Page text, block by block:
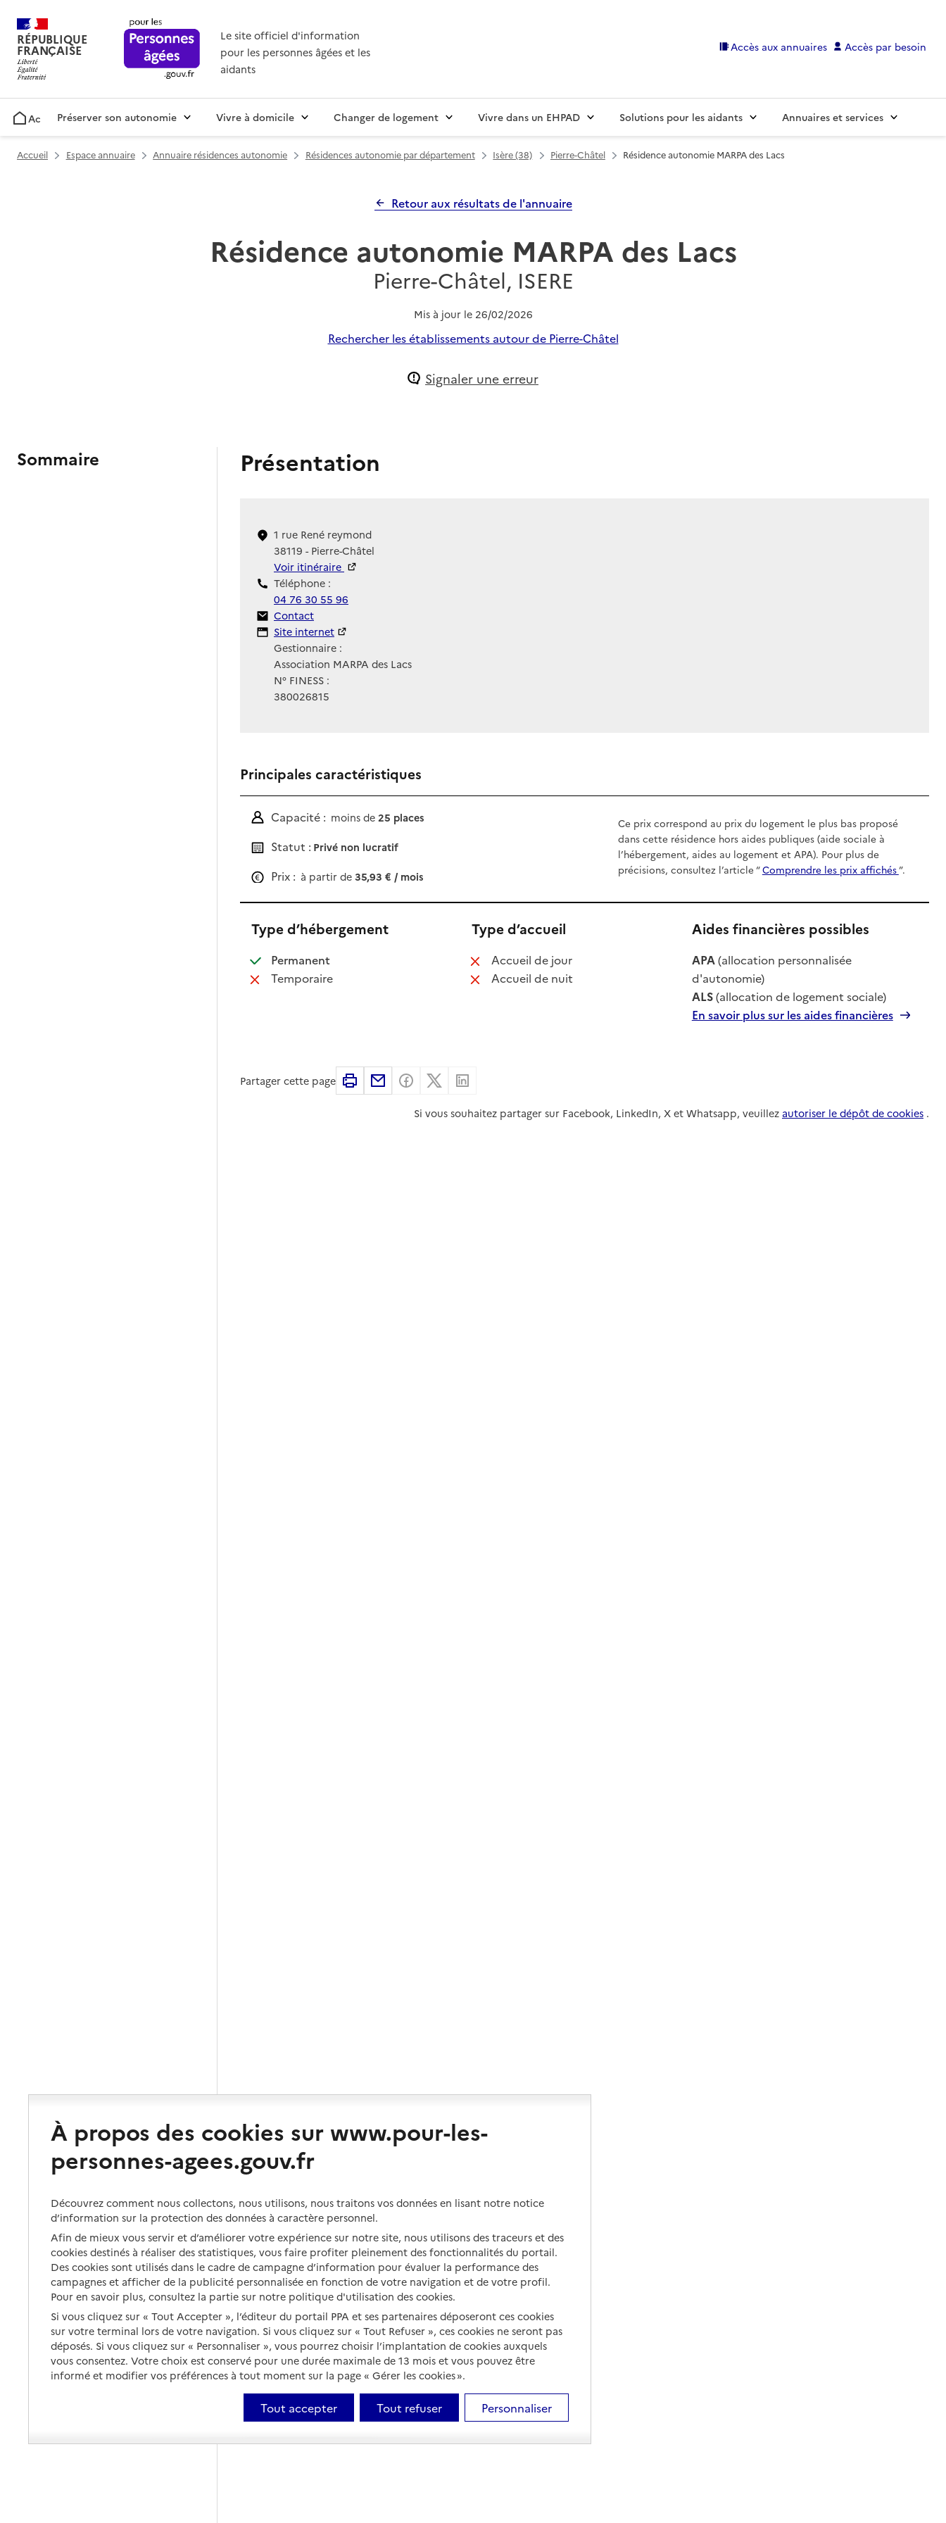
RÉPUBLIQUE
FRANÇAISE
Le site officiel d'information
pour les personnes âgées et les
aidants
Accès aux annuaires Accès par besoin
AccueilPréserver son autonomie Vivre à domicile Changer de logement Vivre dans un EHPAD Solutions pour les aidants Annuaires et services
Accueil Espace annuaire Annuaire résidences autonomie Résidences autonomie par département Isère (38) Pierre-Châtel Résidence autonomie MARPA des Lacs
Retour aux résultats de l'annuaire
Résidence autonomie MARPA des Lacs
Pierre-Châtel, ISERE
Mis à jour le 26/02/2026
Rechercher les établissements autour de Pierre-Châtel
Signaler une erreur
Sommaire Présentation
1 rue René reymond
38119 - Pierre-Châtel
Voir itinéraire
Téléphone :
04 76 30 55 96
Contact
Contact
Site Internet
Site internet
Gestionnaire :
Association MARPA des Lacs
N° FINESS :
380026815
Principales caractéristiques
Capacité : moins de 25 places
Statut : Privé non lucratif
Prix : à partir de 35,93 € / mois
Ce prix correspond au prix du logement le plus bas proposé
dans cette résidence hors aides publiques (aide sociale à
l’hébergement, aides au logement et APA). Pour plus de
précisions, consultez l’article “Comprendre les prix affichés”.
Type d’hébergement
Permanent: disponible
Temporaire: non disponible
Type d’accueil
Accueil de jour: non disponible
Accueil de nuit: non disponible
Aides financières possibles
APA(allocation personnalisée
d'autonomie)
ALS(allocation de logement sociale)
En savoir plus sur les aides financières
Partager cette page ImprimerPartager par email
Partager sur Facebook
Partager sur X
Si vous souhaitez partager sur Facebook, LinkedIn, X et Whatsapp, veuillez autoriser le dépôt de cookies .
À propos des cookies sur www.pour-les-
personnes-agees.gouv.fr
Découvrez comment nous collectons, nous utilisons, nous traitons vos données en lisant notre notice
d’information sur la protection des données à caractère personnel.
Afin de mieux vous servir et d’améliorer votre expérience sur notre site, nous utilisons des traceurs et des
cookies destinés à réaliser des statistiques, vous faire profiter pleinement des fonctionnalités du portail.
Des cookies sont utilisés dans le cadre de campagne d’information pour évaluer la performance des
campagnes et afficher de la publicité personnalisée en fonction de votre navigation et de votre profil.
Pour en savoir plus, consultez la partie sur notre politique d'utilisation des cookies.
Si vous cliquez sur « Tout Accepter », l’éditeur du portail PPA et ses partenaires déposeront ces cookies
sur votre terminal lors de votre navigation. Si vous cliquez sur « Tout Refuser », ces cookies ne seront pas
déposés. Si vous cliquez sur « Personnaliser », vous pourrez choisir l’implantation de cookies auxquels
vous consentez. Votre choix est conservé pour une durée maximale de 13 mois et vous pouvez être
informé et modifier vos préférences à tout moment sur la page « Gérer les cookies ».
Tout accepter Tout refuser Personnaliser